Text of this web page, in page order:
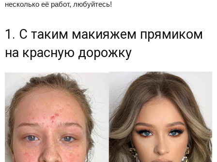
несколько её работ, любуйтесь!
1. С таким макияжем прямиком
на красную дорожку